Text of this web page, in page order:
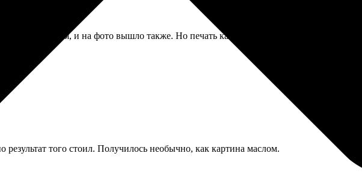
кривился, и на фото вышло также. Но печать качественная, свет и фон
того стоил. Получилось необычно, как картина маслом.